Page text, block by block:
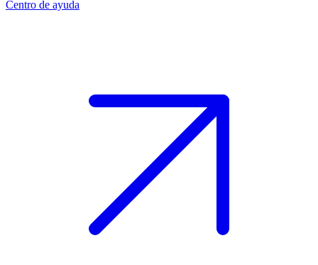
Centro de ayuda